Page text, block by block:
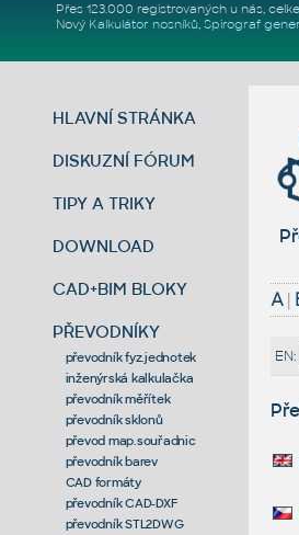
Přes 123.000 registrovaných u nás,
Nový Kalkulátor nosníků, Spirograf
HLAVNÍ STRÁNKA
DISKUZNÍ FÓRUM
TIPY A TRIKY
DOWNLOAD
CAD+BIM BLOKY
PŘEVODNÍKY
převodník fyz.jednotek
inženýrská kalkulačka
převodník měřítek
převodník sklonů
převod map.souřadnic
převodník barev
CAD formáty
převodník CAD-DXF
převodník STL2DWG
A|
EN: